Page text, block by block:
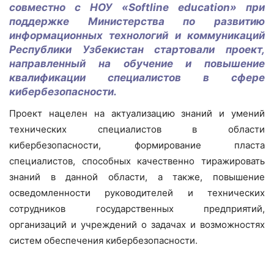
совместно с НОУ «Softline education» при
поддержке Министерства по развитию
информационных технологий и коммуникаций
Республики Узбекистан стартовали проект,
направленный на обучение и повышение
квалификации специалистов в сфере
кибербезопасности.
Проект нацелен на актуализацию знаний и умений
технических специалистов в области
кибербезопасности, формирование пласта
специалистов, способных качественно тиражировать
знаний в данной области, а также, повышение
осведомленности руководителей и технических
сотрудников государственных предприятий,
организаций и учреждений о задачах и возможностях
систем обеспечения кибербезопасности.